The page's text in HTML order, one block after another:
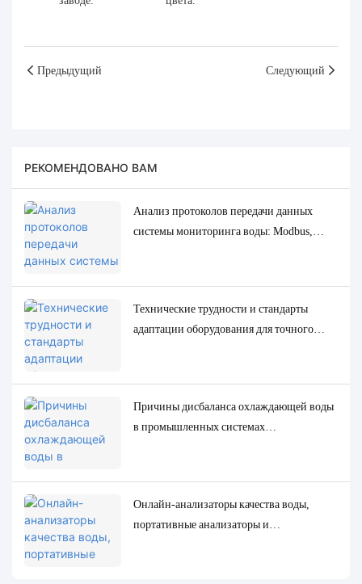
Предыдущий Следующий
РЕКОМЕНДОВАНО ВАМ
Анализ протоколов передачи данных
системы мониторинга воды: Modbus,
Технические трудности и стандарты
адаптации оборудования для точного
Причины дисбаланса охлаждающей воды
в промышленных системах
Онлайн-анализаторы качества воды,
портативные анализаторы и